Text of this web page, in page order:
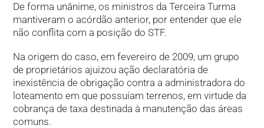
De forma unânime, os ministros da Terceira Turma
mantiveram o acórdão anterior, por entender que ele
não conflita com a posição do STF.
Na origem do caso, em fevereiro de 2009, um grupo
de proprietários ajuizou ação declaratória de
inexistência de obrigação contra a administradora do
loteamento em que possuíam terrenos, em virtude da
cobrança de taxa destinada à manutenção das áreas
comuns.